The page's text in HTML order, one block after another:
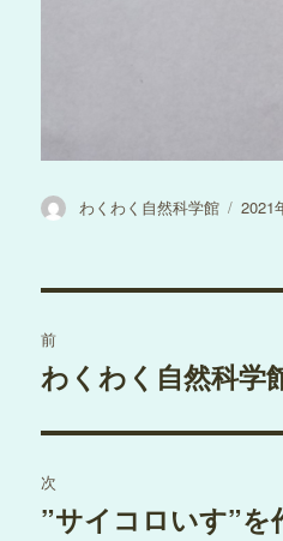
投
わくわく自然科学館
投
2021
稿
ビ
ゲ
前
過
の
投
稿:
わくわく自然科学
次
次
”サイコロいす”を